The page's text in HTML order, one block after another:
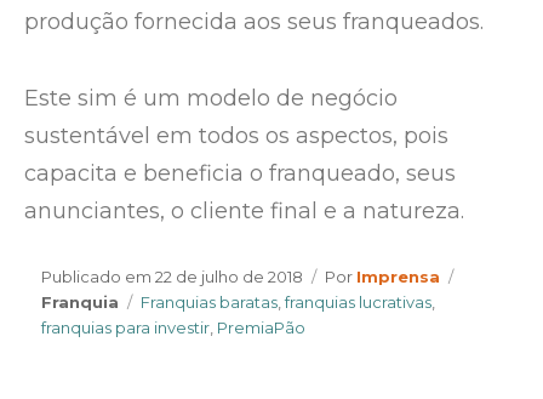
produção fornecida aos seus franqueados.
Este sim é um modelo de negócio
sustentável em todos os aspectos, pois
capacita e beneficia o franqueado, seus
anunciantes, o cliente final e a natureza.
Publicado em22 de julho de 2018 Por Author
Imprensa
Franquia
Tags
Franquias baratas ,franquias lucrativas
franquias para investir PremiaPão